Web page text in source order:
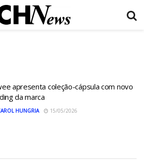
apresenta coleção-cápsula com novo
da marca
HUNGRIA 15/05/2026